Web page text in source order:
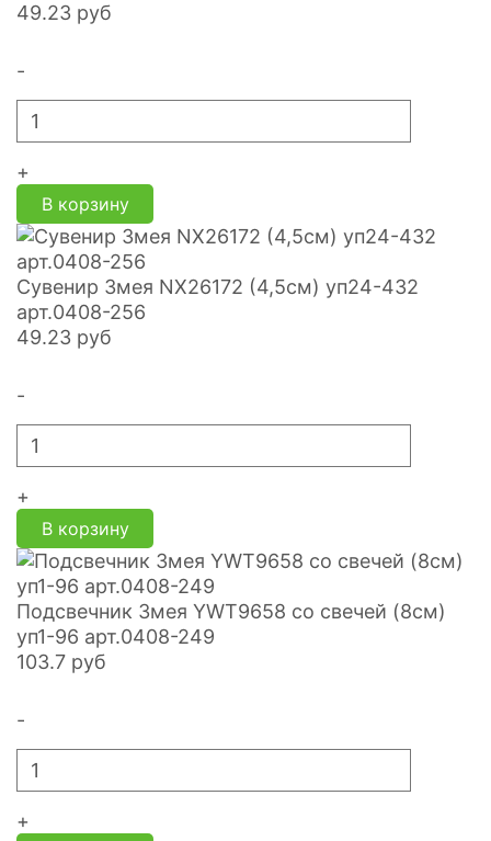
49.23 руб
-
+
В корзину
Сувенир Змея NX26172 (4,5см) уп24-432
арт.0408-256
49.23 руб
-
+
В корзину
Подсвечник Змея YWT9658 со свечей (8см)
уп1-96 арт.0408-249
103.7 руб
-
+